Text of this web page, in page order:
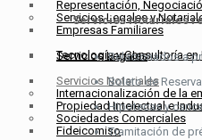
Servicios Legales y
Servicios Legales
Servicios Notariales
Propiedad Intelectual e
Fideicomiso
Representación,
Empresas Familiares
Tecnología y Consultoría
Internacionalización de la
Sociedades Comerciales
Servicios Notariales
Relacionados a
Boleto de
Hipotecas y
Tramitación de